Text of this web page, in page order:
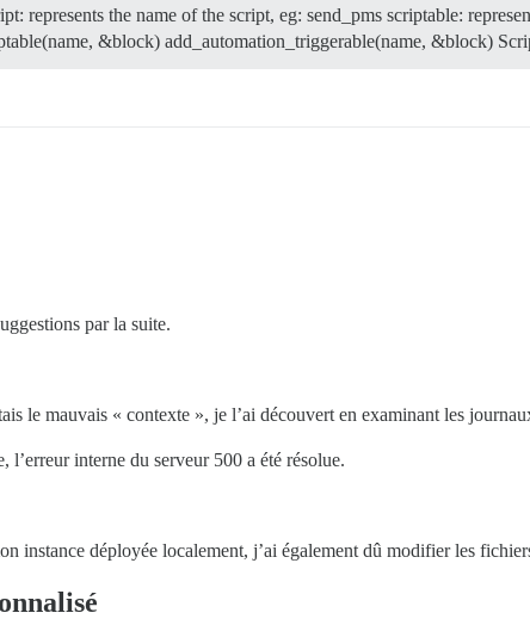
represents the name of the script, eg: send_pms scriptable:
&block) add_automation_triggerable(name, &block)
par la suite.
le mauvais « contexte », je l’ai découvert en examinant les
interne du serveur 500 a été résolue.
instance déployée localement, j’ai également dû modifier les